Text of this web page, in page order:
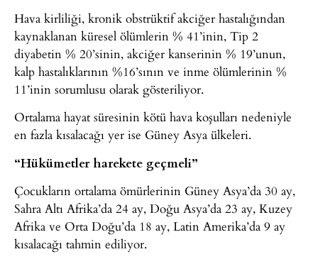
Hava kirliliği, kronik obstrüktif akciğer hastalığından
kaynaklanan küresel ölümlerin % 41’inin, Tip 2
diyabetin % 20’sinin, akciğer kanserinin % 19’unun,
kalp hastalıklarının %16’sının ve inme ölümlerinin %
11’inin sorumlusu olarak gösteriliyor.
Ortalama hayat süresinin kötü hava koşulları nedeniyle
en fazla kısalacağı yer ise Güney Asya ülkeleri.
“Hükümetler harekete geçmeli”
Çocukların ortalama ömürlerinin Güney Asya’da 30 ay,
Sahra Altı Afrika’da 24 ay, Doğu Asya’da 23 ay, Kuzey
Afrika ve Orta Doğu’da 18 ay, Latin Amerika’da 9 ay
kısalacağı tahmin ediliyor.